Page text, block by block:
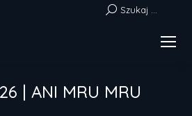
Szukaj:Szukaj ...
| ANI MRU MRU